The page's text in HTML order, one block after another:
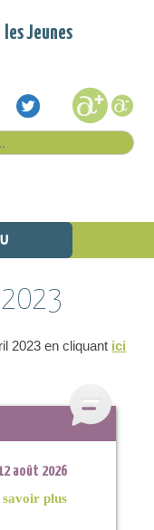
les Jeunes
2023
2023 en cliquant ici
août 2026
savoir plus